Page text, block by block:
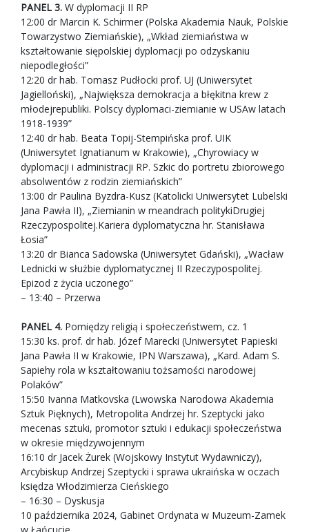
PANEL 3. W dyplomacji II RP
12:00 dr Marcin K. Schirmer (Polska Akademia Nauk, Polskie
Towarzystwo Ziemiańskie), „Wkład ziemiaństwa w
kształtowanie siępolskiej dyplomacji po odzyskaniu
niepodległości”
12:20 dr hab. Tomasz Pudłocki prof. UJ (Uniwersytet
Jagielloński), „Największa demokracja a błękitna krew z
młodejrepubliki. Polscy dyplomaci-ziemianie w USAw latach
1918-1939”
12:40 dr hab. Beata Topij-Stempińska prof. UIK
(Uniwersytet Ignatianum w Krakowie), „Chyrowiacy w
dyplomacji i administracji RP. Szkic do portretu zbiorowego
absolwentów z rodzin ziemiańskich”
13:00 dr Paulina Byzdra-Kusz (Katolicki Uniwersytet Lubelski
Jana Pawła II), „Ziemianin w meandrach politykiDrugiej
Rzeczypospolitej.Kariera dyplomatyczna hr. Stanisława
Łosia”
13:20 dr Bianca Sadowska (Uniwersytet Gdański), „Wacław
Lednicki w służbie dyplomatycznej II Rzeczypospolitej.
Epizod z życia uczonego”
– 13:40 – Przerwa
PANEL 4. Pomiędzy religią i społeczeństwem, cz. 1
15:30 ks. prof. dr hab. Józef Marecki (Uniwersytet Papieski
Jana Pawła II w Krakowie, IPN Warszawa), „Kard. Adam S.
Sapiehy rola w kształtowaniu tożsamości narodowej
Polaków”
15:50 Ivanna Matkovska (Lwowska Narodowa Akademia
Sztuk Pięknych), Metropolita Andrzej hr. Szeptycki jako
mecenas sztuki, promotor sztuki i edukacji społeczeństwa
w okresie międzywojennym
16:10 dr Jacek Żurek (Wojskowy Instytut Wydawniczy),
Arcybiskup Andrzej Szeptycki i sprawa ukraińska w oczach
księdza Włodzimierza Cieńskiego
– 16:30 – Dyskusja
10 października 2024, Gabinet Ordynata w Muzeum-Zamek